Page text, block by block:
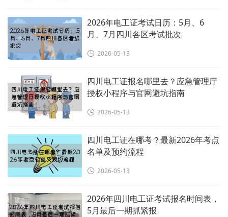
2026年电工证考试日历：5月、6
月、7月四川各区考试批次
2026-05-13
四川电工证报名哪里去？应急管理厅
授权小程序与官网避坑指南
2026-05-13
四川电工证在哪考？最新2026年考点
名单及预约流程
2026-05-13
2026年四川电工证考试报名时间表，
5月最后一期抓紧报